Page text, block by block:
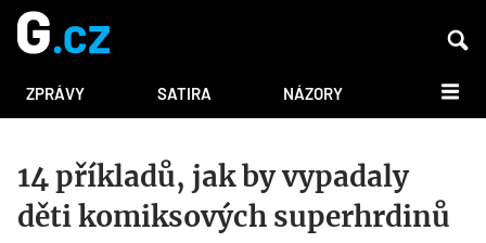
ZPRÁVY SATIRA NÁZORY DALŠÍ
14 příkladů, jak by vypadaly
děti komiksových superhrdinů